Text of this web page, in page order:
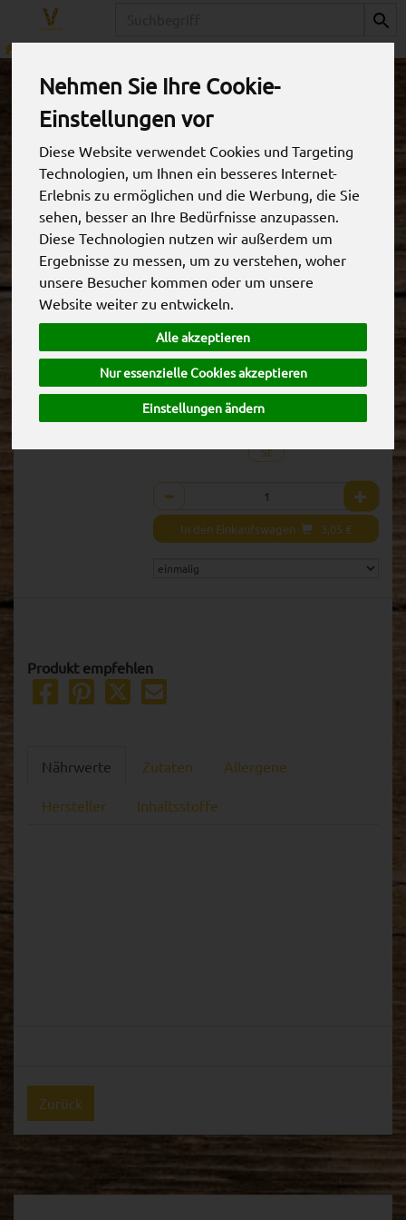
Nehmen Sie Ihre Cookie-
Einstellungen vor
Diese Website verwendet Cookies und Targeting
Technologien, um Ihnen ein besseres Internet-
Erlebnis zu ermöglichen und die Werbung, die Sie
sehen, besser an Ihre Bedürfnisse anzupassen.
Diese Technologien nutzen wir außerdem um
Ergebnisse zu messen, um zu verstehen, woher
unsere Besucher kommen oder um unsere
Website weiter zu entwickeln.
Alle akzeptieren
Nur essenzielle Cookies akzeptieren
Einstellungen ändern
3,05 € * / St
(3,05 € / Stk)
St
Anzahl
In den Einkaufswagen 3,05 €
Produkt empfehlen
Nährwerte Zutaten Allergene
Hersteller Inhaltsstoffe
Zurück